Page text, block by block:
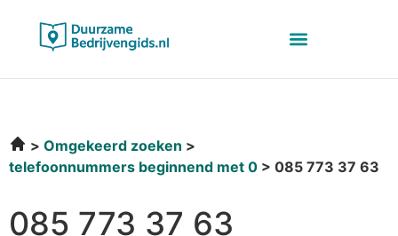
Omgekeerd zoeken
telefoonnummers beginnend met 0
085 773 37 63
085 773 37 63